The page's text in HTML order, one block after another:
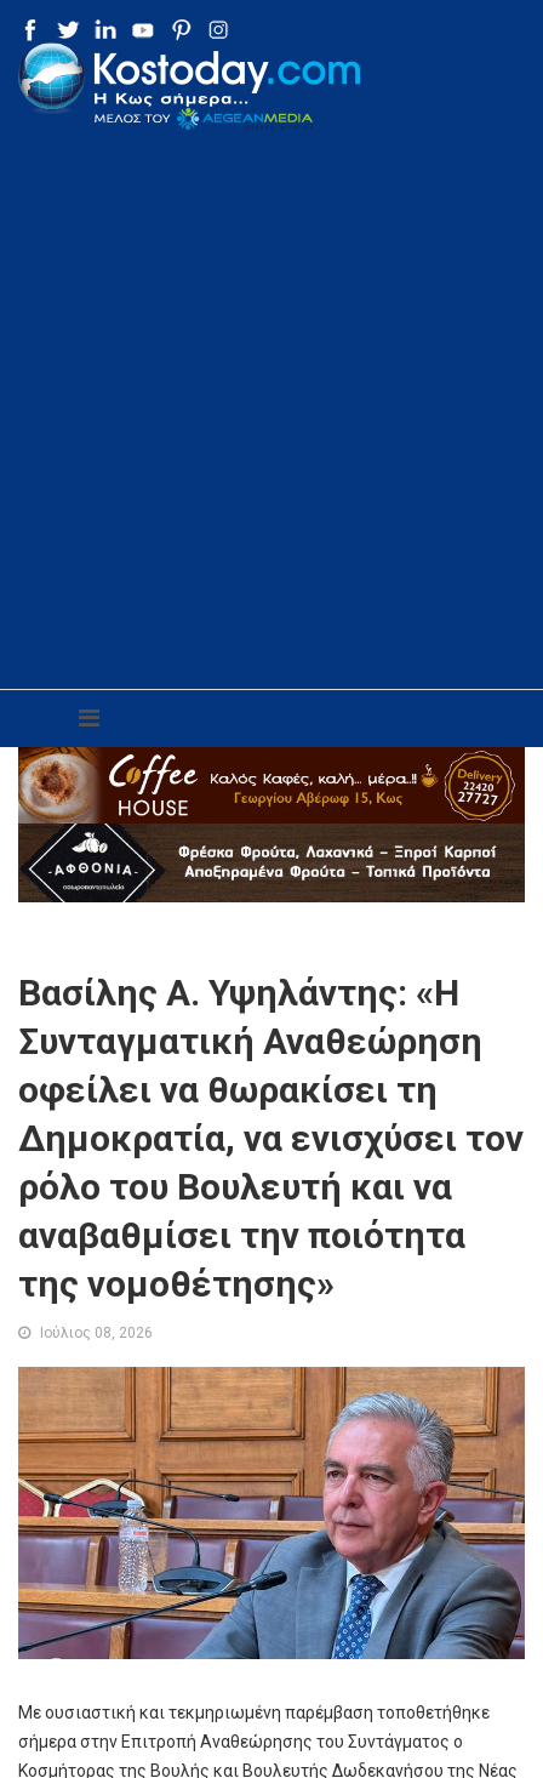
Βασίλης Α. Υψηλάντης: «Η
Συνταγματική Αναθεώρηση
οφείλει να θωρακίσει τη
Δημοκρατία, να ενισχύσει τον
ρόλο του Βουλευτή και να
αναβαθμίσει την ποιότητα
της νομοθέτησης»
Ιούλιος 08, 2026
Με ουσιαστική και τεκμηριωμένη παρέμβαση τοποθετήθηκε
σήμερα στην Επιτροπή Αναθεώρησης του Συντάγματος ο
Κοσμήτορας της Βουλής και Βουλευτής Δωδεκανήσου της Νέας